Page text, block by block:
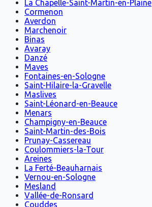
La Chapelle-Saint-Martin-en-Plaine
Cormenon
Averdon
Marchenoir
Binas
Avaray
Danzé
Maves
Fontaines-en-Sologne
Saint-Hilaire-la-Gravelle
Maslives
Saint-Léonard-en-Beauce
Menars
Champigny-en-Beauce
Saint-Martin-des-Bois
Prunay-Cassereau
Coulommiers-la-Tour
Areines
La Ferté-Beauharnais
Vernou-en-Sologne
Mesland
Vallée-de-Ronsard
Couddes